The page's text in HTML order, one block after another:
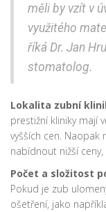
měli by vzít v
využitého
říká Dr. Jan
stomatolog.
Lokalita zubní
prestižní kliniky mají
vyšších cen.
nabídnout nižší
Počet a složitost
Pokud je zub
ošetření, jako